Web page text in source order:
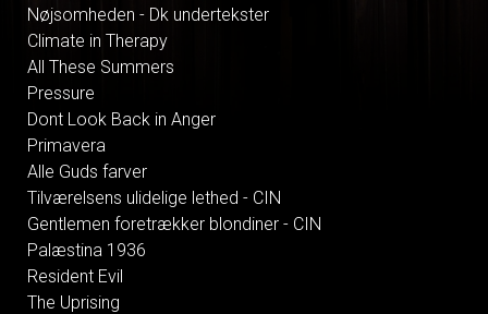
Nøjsomheden - Dk undertekster
Climate in Therapy
All These Summers
Pressure
Dont Look Back in Anger
Primavera
Alle Guds farver
Tilværelsens ulidelige lethed - CIN
Gentlemen foretrækker blondiner - CIN
Palæstina 1936
Resident Evil
The Uprising